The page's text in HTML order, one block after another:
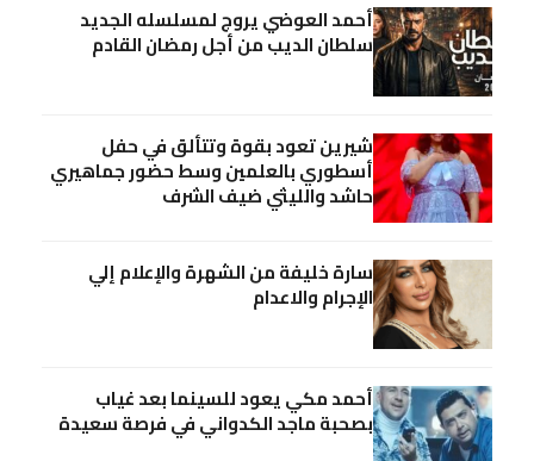
أحمد العوضي يروج لمسلسله الجديد
سلطان الديب من أجل رمضان القادم
شيرين تعود بقوة وتتألق في حفل
أسطوري بالعلمين وسط حضور جماهيري
حاشد والليثي ضيف الشرف
سارة خليفة من الشهرة والإعلام إلي
الإجرام والاعدام
أحمد مكي يعود للسينما بعد غياب
بصحبة ماجد الكدواني في فرصة سعيدة